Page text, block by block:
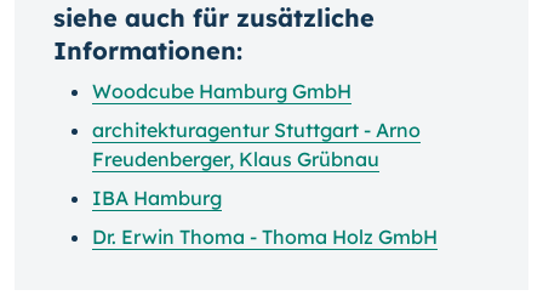
siehe auch für zusätzliche
Informationen:
Woodcube Hamburg GmbH
architekturagentur Stuttgart - Arno
Freudenberger, Klaus Grübnau
IBA Hamburg
Dr. Erwin Thoma - Thoma Holz GmbH